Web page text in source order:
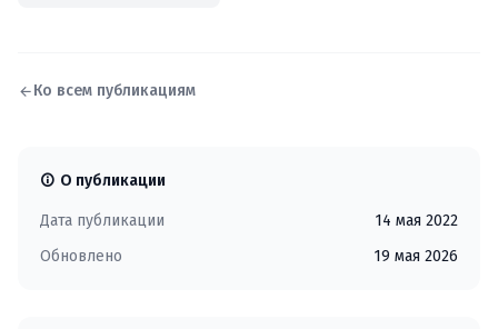
Ко всем публикациям
О публикации
Дата публикации
14 мая 2022
Обновлено
19 мая 2026